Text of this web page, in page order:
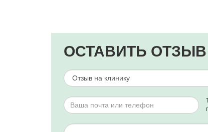
ОСТАВИТЬ ОТЗЫВ